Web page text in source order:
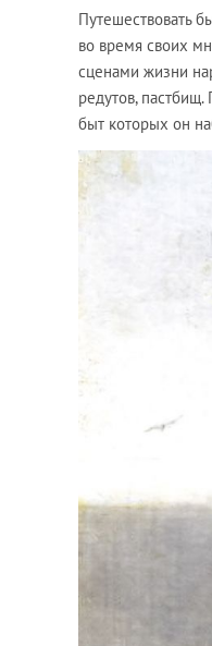
Путешествовать
во время своих
сценами жизни
редутов,
быт которых он